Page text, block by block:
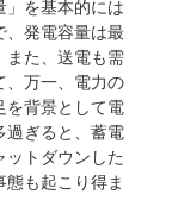
を基本的には
、発電容量は最
また、送電も需
、万一、電力の
を背景として電
過ぎると、蓄電
ットダウンした
も起こり得ま